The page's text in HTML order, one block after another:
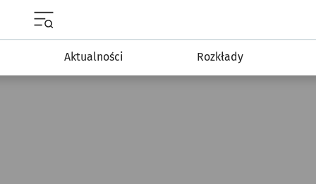
Aktualności Rozkłady